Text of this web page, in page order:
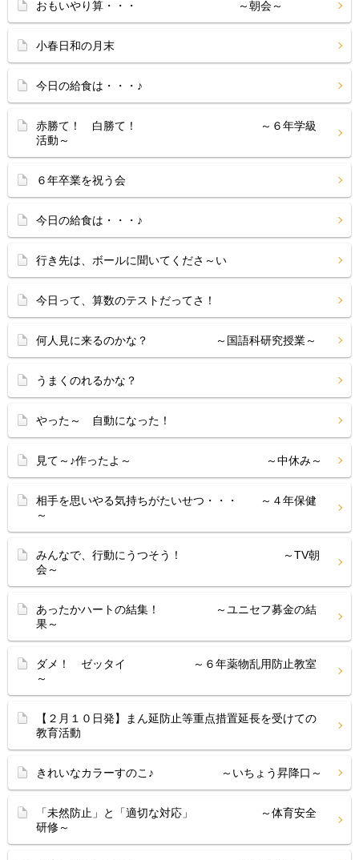
おもいやり算・・・ ～朝会～
小春日和の月末
今日の給食は・・・♪
赤勝て！ 白勝て！ ～６年学級
活動～
６年卒業を祝う会
今日の給食は・・・♪
行き先は、ボールに聞いてくださ～い
今日って、算数のテストだってさ！
何人見に来るのかな？ ～国語科研究授業～
うまくのれるかな？
やった～ 自動になった！
見て～♪作ったよ～ ～中休み～
相手を思いやる気持ちがたいせつ・・・ ～４年保健
～
みんなで、行動にうつそう！ ～TV朝
会～
あったかハートの結集！ ～ユニセフ募金の結
果～
ダメ！ ゼッタイ ～６年薬物乱用防止教室
～
【２月１０日発】まん延防止等重点措置延長を受けての
教育活動
きれいなカラーすのこ♪ ～いちょう昇降口～
「未然防止」と「適切な対応」 ～体育安全
研修～